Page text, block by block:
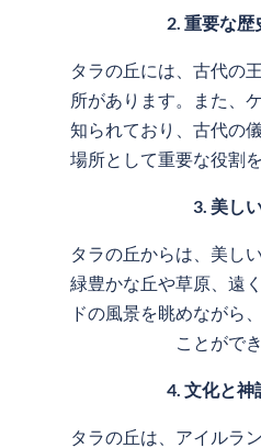
2. 重要な歴
タラの丘には、古代の
所があります。また、
知られており、古代の
場所として重要な役割
3. 美し
タラの丘からは、美し
緑豊かな丘や草原、遠
ドの風景を眺めながら
ことがで
4. 文化と神
タラの丘は、アイルラ